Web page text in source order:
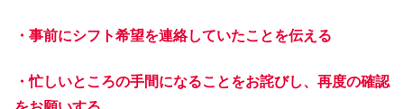
・事前にシフト希望を連絡していたことを伝える
・忙しいところの手間になることをお詫びし、再度の確認